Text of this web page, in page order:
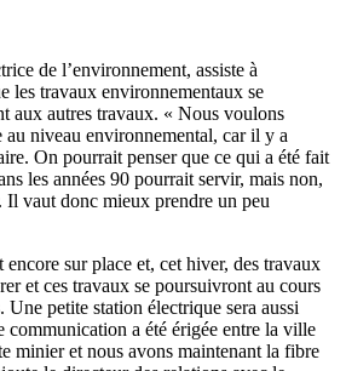
de l’environnement, assiste à
les travaux environnementaux se
aux autres travaux. « Nous voulons
au niveau environnemental, car il y a
On pourrait penser que ce qui a été fait
les années 90 pourrait servir, mais non,
Il vaut donc mieux prendre un peu
sur place et, cet hiver, des travaux
et ces travaux se poursuivront au cours
Une petite station électrique sera aussi
communication a été érigée entre la ville
minier et nous avons maintenant la fibre